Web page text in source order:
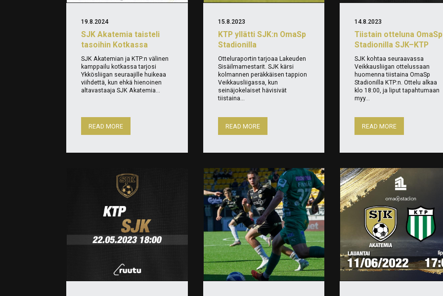
SJK Akatemia taisteli
tasoihin Kotkassa
19.8.2024
SJK Akatemian ja KTP:n välinen
kamppailu kotkassa tarjosi
Ykkösliigan seuraajille huikeaa
viihdettä, kun ehkä hienoinen
altavastaaja SJK Akatemia...
READ MORE
KTP yllätti SJK:n OmaSp
Stadionilla
15.8.2023
Otteluraportin tarjoaa Lakeuden
Sisäilmamestarit. SJK kärsi
kolmannen peräkkäisen tappion
Veikkausliigassa, kun
seinäjokelaiset hävisivät
tiistaina...
READ MORE
Tiistain otteluna OmaSp
Stadionilla SJK–KTP
14.8.2023
SJK kohtaa seuraavassa
Veikkausliigan ottelussaan
huomenna tiistaina OmaSp
Stadionilla KTP:n. Ottelu alkaa
klo 18:00, ja liput tapahtumaan
myy...
READ MORE